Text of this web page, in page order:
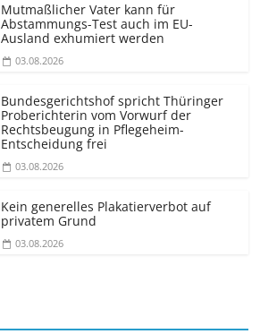
Mutmaßlicher Vater kann für
Abstammungs-Test auch im EU-
Ausland exhumiert werden
03.08.2026
Bundesgerichtshof spricht Thüringer
Proberichterin vom Vorwurf der
Rechtsbeugung in Pflegeheim-
Entscheidung frei
03.08.2026
Kein generelles Plakatierverbot auf
privatem Grund
03.08.2026